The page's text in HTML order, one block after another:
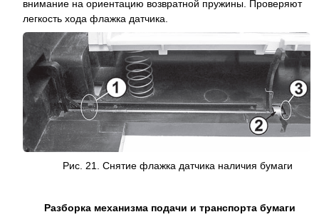
внимание на ориентацию возвратной пружины. Проверяют
легкость хода флажка датчика.
Рис. 21. Снятие флажка датчика наличия бумаги
Разборка механизма подачи и транспорта бумаги